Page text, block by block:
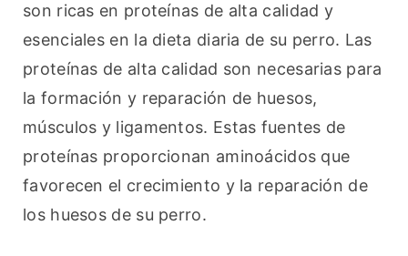
son ricas en proteínas de alta calidad y
esenciales en la dieta diaria de su perro. Las
proteínas de alta calidad son necesarias para
la formación y reparación de huesos,
músculos y ligamentos. Estas fuentes de
proteínas proporcionan aminoácidos que
favorecen el crecimiento y la reparación de
los huesos de su perro.